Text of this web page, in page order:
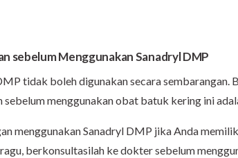
sebelum Menggunakan Sanadryl DMP
tidak boleh digunakan secara sembarangan.
sebelum menggunakan obat batuk kering ini
menggunakan Sanadryl DMP jika Anda
berkonsultasilah ke dokter sebelum